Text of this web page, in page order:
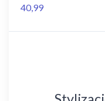
40,99